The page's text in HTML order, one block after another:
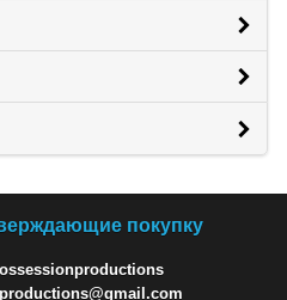
покупку